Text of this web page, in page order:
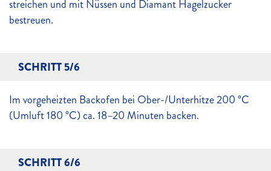
streichen und mit Nüssen und Diamant Hagelzucker
bestreuen.
SCHRITT 5/6
Im vorgeheizten Backofen bei Ober-/Unterhitze 200 °C
(Umluft 180 °C) ca. 18–20 Minuten backen.
SCHRITT 6/6